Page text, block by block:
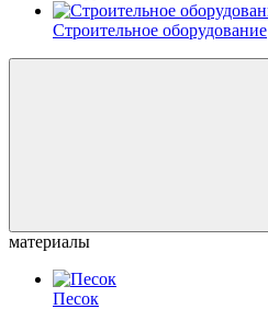
Строительное оборудование
материалы
Песок